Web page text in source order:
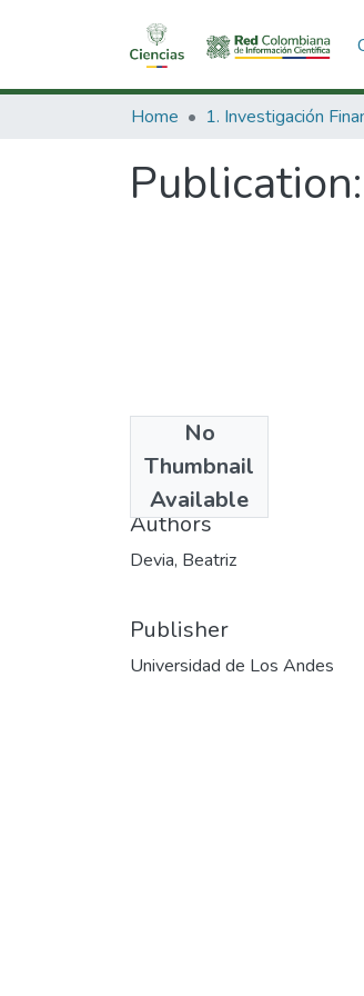
Home
Publication:
No
Thumbnail
Available
1996
Authors
Devia, Beatriz
Publisher
Universidad de Los Andes